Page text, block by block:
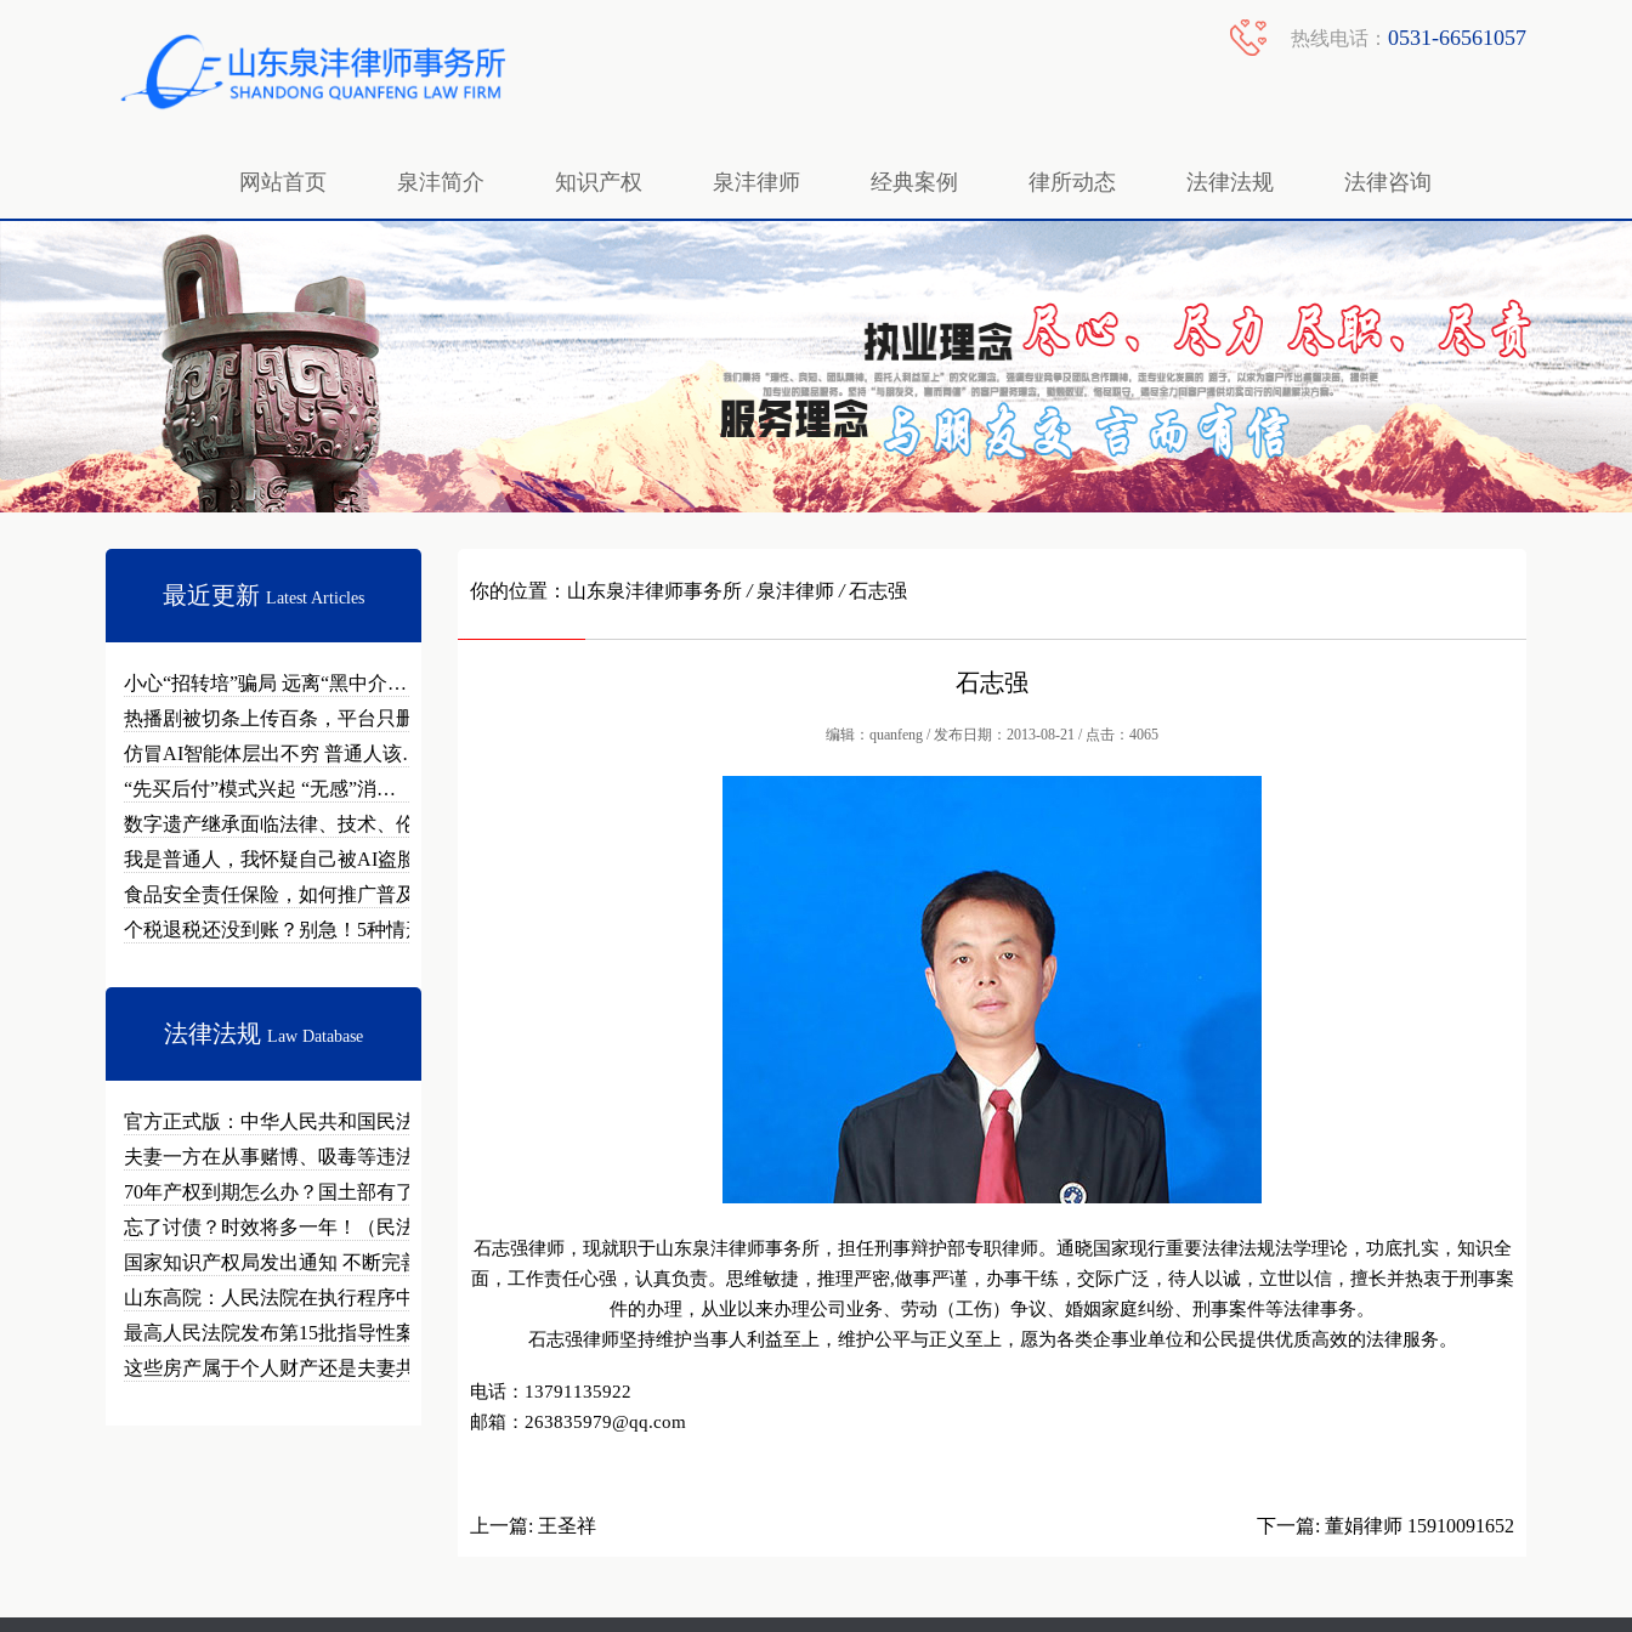
热线电话： 0531-66561057
网站首页 泉沣简介 知识产权 泉沣律师 经典案例 律所动态 法律法规 法律咨询
最近更新 Latest Articles
小心“招转培”骗局 远离“黑中介…
热播剧被切条上传百条，平台只删不…
仿冒AI智能体层出不穷 普通人该…
“先买后付”模式兴起 “无感”消…
数字遗产继承面临法律、技术、伦理…
我是普通人，我怀疑自己被AI盗脸…
食品安全责任保险，如何推广普及？
个税退税还没到账？别急！5种情形…
法律法规 Law Database
官方正式版：中华人民共和国民法总…
夫妻一方在从事赌博、吸毒等违法犯…
70年产权到期怎么办？国土部有了…
忘了讨债？时效将多一年！（民法草…
国家知识产权局发出通知 不断完善…
山东高院：人民法院在执行程序中可…
最高人民法院发布第15批指导性案…
这些房产属于个人财产还是夫妻共同…
你的位置： 山东泉沣律师事务所 / 泉沣律师 /石志强
石志强
编辑：quanfeng / 发布日期：2013-08-21 / 点击：4065
石志强律师，现就职于山东泉沣律师事务所，担任刑事辩护部专职律师。通晓国家现行重要法律法规法学理论，功底扎实，知识全
面，工作责任心强，认真负责。思维敏捷，推理严密,做事严谨，办事干练，交际广泛，待人以诚，立世以信，擅长并热衷于刑事案
件的办理，从业以来办理公司业务、劳动（工伤）争议、婚姻家庭纠纷、刑事案件等法律事务。
石志强律师坚持维护当事人利益至上，维护公平与正义至上，愿为各类企事业单位和公民提供优质高效的法律服务。
电话：13791135922
邮箱：263835979@qq.com
上一篇: 王圣祥 下一篇: 董娟律师 15910091652